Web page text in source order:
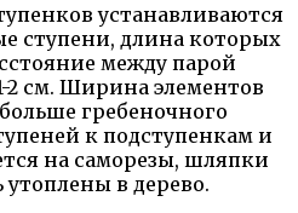
устанавливаются
ступени, длина которых
между парой
2 см. Ширина элементов
гребеночного
к подступенкам и
на саморезы, шляпки
в дерево.